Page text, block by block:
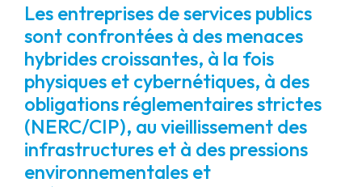
Les entreprises de services publics
sont confrontées à des menaces
hybrides croissantes, à la fois
physiques et cybernétiques, à des
obligations réglementaires strictes
(NERC/CIP), au vieillissement des
infrastructures et à des pressions
environnementales et